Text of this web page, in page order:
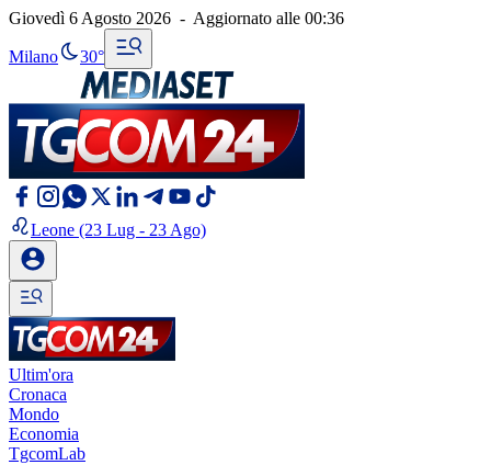
Giovedì 6 Agosto 2026 - Aggiornato alle 00:36
Milano 30°
Leone (23 Lug - 23 Ago)
Ultim'ora
Cronaca
Mondo
Economia
TgcomLab